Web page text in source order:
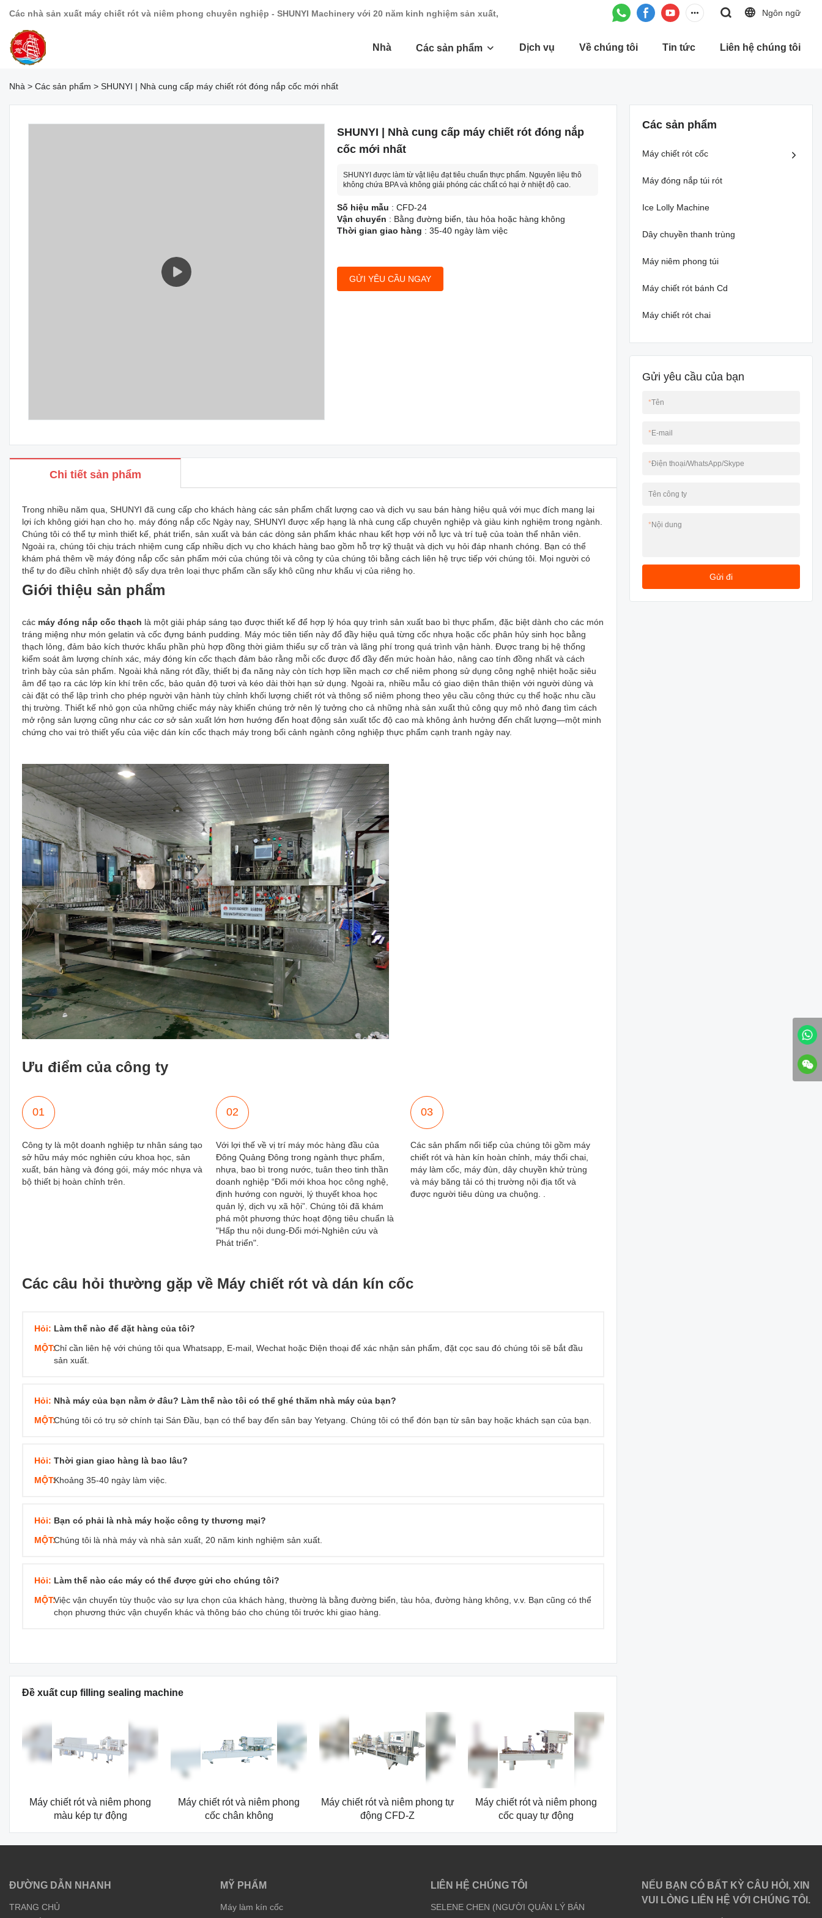
Các nhà sản xuất máy chiết rót và niêm phong chuyên nghiệp - SHUNYI Machinery với 20 năm kinh nghiệm sản xuất, Ngôn ngữ
Nhà Các sản phẩm Dịch vụ Về chúng tôi Tin tức Liên hệ chúng tôi
Nhà > Các sản phẩm > SHUNYI | Nhà cung cấp máy chiết rót đóng nắp cốc mới nhất
SHUNYI | Nhà cung cấp máy chiết rót đóng nắp
cốc mới nhất
SHUNYI được làm từ vật liệu đạt tiêu chuẩn thực phẩm. Nguyên liệu thô
không chứa BPA và không giải phóng các chất có hại ở nhiệt độ cao.
Số hiệu mẫu : CFD-24
Vận chuyển : Bằng đường biển, tàu hỏa hoặc hàng không
Thời gian giao hàng : 35-40 ngày làm việc
GỬI YÊU CẦU NGAY
Chi tiết sản phẩm
Trong nhiều năm qua, SHUNYI đã cung cấp cho khách hàng các sản phẩm chất lượng cao và dịch vụ sau bán hàng hiệu quả với mục đích mang lại
lợi ích không giới hạn cho họ. máy đóng nắp cốc Ngày nay, SHUNYI được xếp hạng là nhà cung cấp chuyên nghiệp và giàu kinh nghiệm trong ngành.
Chúng tôi có thể tự mình thiết kế, phát triển, sản xuất và bán các dòng sản phẩm khác nhau kết hợp với nỗ lực và trí tuệ của toàn thể nhân viên.
Ngoài ra, chúng tôi chịu trách nhiệm cung cấp nhiều dịch vụ cho khách hàng bao gồm hỗ trợ kỹ thuật và dịch vụ hỏi đáp nhanh chóng. Bạn có thể
khám phá thêm về máy đóng nắp cốc sản phẩm mới của chúng tôi và công ty của chúng tôi bằng cách liên hệ trực tiếp với chúng tôi. Mọi người có
thể tự do điều chỉnh nhiệt độ sấy dựa trên loại thực phẩm cần sấy khô cũng như khẩu vị của riêng họ.
Giới thiệu sản phẩm
các máy đóng nắp cốc thạch là một giải pháp sáng tạo được thiết kế để hợp lý hóa quy trình sản xuất bao bì thực phẩm, đặc biệt dành cho các món
tráng miệng như món gelatin và cốc đựng bánh pudding. Máy móc tiên tiến này đổ đầy hiệu quả từng cốc nhựa hoặc cốc phân hủy sinh học bằng
thạch lỏng, đảm bảo kích thước khẩu phần phù hợp đồng thời giảm thiểu sự cố tràn và lãng phí trong quá trình vận hành. Được trang bị hệ thống
kiểm soát âm lượng chính xác, máy đóng kín cốc thạch đảm bảo rằng mỗi cốc được đổ đầy đến mức hoàn hảo, nâng cao tính đồng nhất và cách
trình bày của sản phẩm. Ngoài khả năng rót đầy, thiết bị đa năng này còn tích hợp liền mạch cơ chế niêm phong sử dụng công nghệ nhiệt hoặc siêu
âm để tạo ra các lớp kín khí trên cốc, bảo quản độ tươi và kéo dài thời hạn sử dụng. Ngoài ra, nhiều mẫu có giao diện thân thiện với người dùng và
cài đặt có thể lập trình cho phép người vận hành tùy chỉnh khối lượng chiết rót và thông số niêm phong theo yêu cầu công thức cụ thể hoặc nhu cầu
thị trường. Thiết kế nhỏ gọn của những chiếc máy này khiến chúng trở nên lý tưởng cho cả những nhà sản xuất thủ công quy mô nhỏ đang tìm cách
mở rộng sản lượng cũng như các cơ sở sản xuất lớn hơn hướng đến hoạt động sản xuất tốc độ cao mà không ảnh hưởng đến chất lượng—một minh
chứng cho vai trò thiết yếu của việc dán kín cốc thạch máy trong bối cảnh ngành công nghiệp thực phẩm cạnh tranh ngày nay.
Ưu điểm của công ty
01
Công ty là một doanh nghiệp tư nhân sáng tạo
sở hữu máy móc nghiên cứu khoa học, sản
xuất, bán hàng và đóng gói, máy móc nhựa và
bộ thiết bị hoàn chỉnh trên.
02
Với lợi thế về vị trí máy móc hàng đầu của
Đông Quảng Đông trong ngành thực phẩm,
nhựa, bao bì trong nước, tuân theo tinh thần
doanh nghiệp “Đổi mới khoa học công nghệ,
định hướng con người, lý thuyết khoa học
quản lý, dịch vụ xã hội”. Chúng tôi đã khám
phá một phương thức hoạt động tiêu chuẩn là
"Hấp thu nội dung-Đổi mới-Nghiên cứu và
Phát triển".
03
Các sản phẩm nối tiếp của chúng tôi gồm máy
chiết rót và hàn kín hoàn chỉnh, máy thổi chai,
máy làm cốc, máy đùn, dây chuyền khử trùng
và máy băng tải có thị trường nội địa tốt và
được người tiêu dùng ưa chuộng. .
Các câu hỏi thường gặp về Máy chiết rót và dán kín cốc
Hỏi: Làm thế nào để đặt hàng của tôi?
MỘT:Chỉ cần liên hệ với chúng tôi qua Whatsapp, E-mail, Wechat hoặc Điện thoại để xác nhận sản phẩm, đặt cọc sau đó chúng tôi sẽ bắt đầu
sản xuất.
Hỏi: Nhà máy của bạn nằm ở đâu? Làm thế nào tôi có thể ghé thăm nhà máy của bạn?
MỘT:Chúng tôi có trụ sở chính tại Sán Đầu, bạn có thể bay đến sân bay Yetyang. Chúng tôi có thể đón bạn từ sân bay hoặc khách sạn của bạn.
Hỏi: Thời gian giao hàng là bao lâu?
MỘT:Khoảng 35-40 ngày làm việc.
Hỏi: Bạn có phải là nhà máy hoặc công ty thương mại?
MỘT:Chúng tôi là nhà máy và nhà sản xuất, 20 năm kinh nghiệm sản xuất.
Hỏi: Làm thế nào các máy có thể được gửi cho chúng tôi?
MỘT:Việc vận chuyển tùy thuộc vào sự lựa chọn của khách hàng, thường là bằng đường biển, tàu hỏa, đường hàng không, v.v. Bạn cũng có thể
chọn phương thức vận chuyển khác và thông báo cho chúng tôi trước khi giao hàng.
Đề xuất cup filling sealing machine
Máy chiết rót và niêm phong
màu kép tự động
Máy chiết rót và niêm phong
cốc chân không
Máy chiết rót và niêm phong tự
động CFD-Z
Máy chiết rót và niêm phong
cốc quay tự động
Các sản phẩm
Máy chiết rót cốc
Máy đóng nắp túi rót
Ice Lolly Machine
Dây chuyền thanh trùng
Máy niêm phong túi
Máy chiết rót bánh Cd
Máy chiết rót chai
Gửi yêu cầu của bạn
*Tên
*E-mail
*Điện thoại/WhatsApp/Skype
Tên công ty
*Nội dung
Gửi đi
ĐƯỜNG DẪN NHANH
TRANG CHỦ
MỸ PHẨM
Máy làm kín cốc
LIÊN HỆ CHÚNG TÔI
SELENE CHEN (NGƯỜI QUẢN LÝ BÁN
NẾU BẠN CÓ BẤT KỲ CÂU HỎI, XIN
VUI LÒNG LIÊN HỆ VỚI CHÚNG TÔI.